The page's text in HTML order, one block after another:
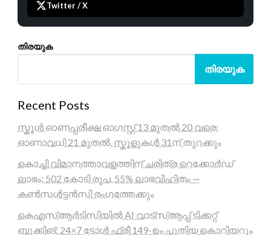
Twitter / X
തിരയുക
തിരയുക
Recent Posts
സ്കൂൾ ഓണപ്പരീക്ഷ ഓഗസ്റ്റ് 13 മുതൽ 20 വരെ;
ഓണാവധി 21 മുതൽ, സ്കൂളുകൾ 31ന് തുറക്കും
കൊച്ചി വിമാനത്താവളത്തിന് ചരിത്ര റെക്കോർഡ്
ലാഭം; 502 കോടി രൂപ, 55% ലാഭവിഹിതം —
കൺസൾട്ടൻസി രംഗത്തേക്കും
കെഎസ്ആർടിസിയിൽ AI വാട്സ്ആപ്പ് ടിക്കറ്റ്
ബുക്കിങ്; 24×7 ടോൾ ഫ്രീ 149-ഉം പുതിയ കൊറിയറും